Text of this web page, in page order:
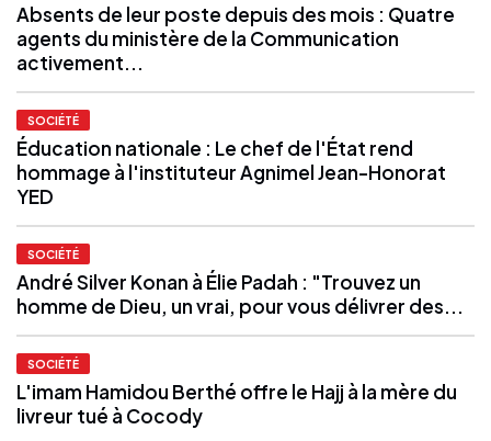
Absents de leur poste depuis des mois : Quatre
agents du ministère de la Communication
activement...
SOCIÉTÉ
Éducation nationale : Le chef de l'État rend
hommage à l'instituteur Agnimel Jean-Honorat
YED
SOCIÉTÉ
André Silver Konan à Élie Padah : "Trouvez un
homme de Dieu, un vrai, pour vous délivrer des...
SOCIÉTÉ
L'imam Hamidou Berthé offre le Hajj à la mère du
livreur tué à Cocody